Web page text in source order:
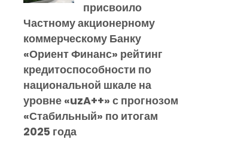
присвоило
Частному акционерному
коммерческому Банку
«Ориент Финанс» рейтинг
кредитоспособности по
национальной шкале на
уровне «uzA++» с прогнозом
«Стабильный» по итогам
2025 года